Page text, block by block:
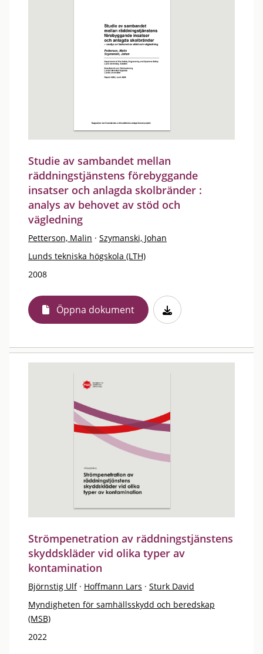
Studie av sambandet mellan
räddningstjänstens förebyggande
insatser och anlagda skolbränder :
analys av behovet av stöd och
vägledning
Petterson, Malin · Szymanski, Johan
Lunds tekniska högskola (LTH)
2008
Öppna dokument
Strömpenetration av räddningstjänstens
skyddskläder vid olika typer av
kontamination
Björnstig Ulf · Hoffmann Lars · Sturk David
Myndigheten för samhällsskydd och beredskap
(MSB)
2022